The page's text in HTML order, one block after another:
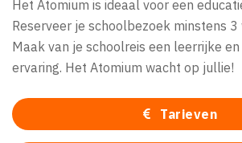
Het Atomium is ideaal voor een
Reserveer je schoolbezoek minstens 3
Maak van je schoolreis een leerrijke
ervaring. Het Atomium wacht op jullie!
Tarieven